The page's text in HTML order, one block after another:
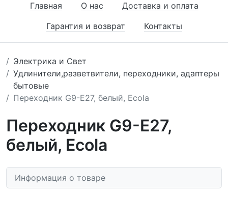
Главная О нас
Доставка и оплата
Гарантия и возврат
Контакты
Электрика и Свет
Удлинители,разветвители, переходники, адаптеры
бытовые
Переходник G9-E27, белый, Ecola
Переходник G9-E27,
белый, Ecola
Информация о товаре